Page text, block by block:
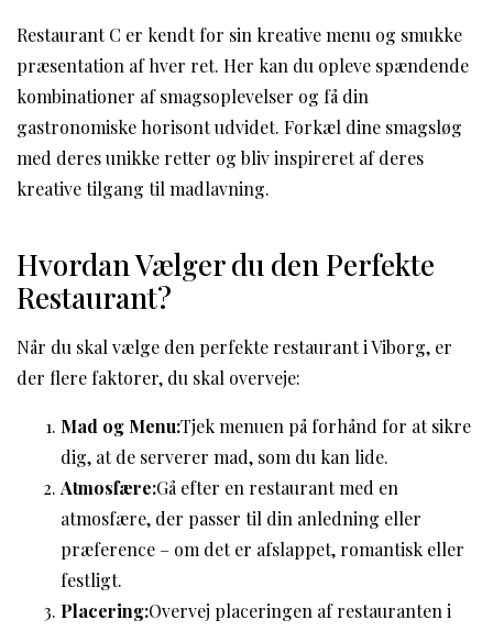
Restaurant C er kendt for sin kreative menu og smukke
præsentation af hver ret. Her kan du opleve spændende
kombinationer af smagsoplevelser og få din
gastronomiske horisont udvidet. Forkæl dine smagsløg
med deres unikke retter og bliv inspireret af deres
kreative tilgang til madlavning.
Hvordan Vælger du den Perfekte
Restaurant?
Når du skal vælge den perfekte restaurant i Viborg, er
der flere faktorer, du skal overveje:
Mad og Menu:Tjek menuen på forhånd for at sikre
dig, at de serverer mad, som du kan lide.
Atmosfære:Gå efter en restaurant med en
atmosfære, der passer til din anledning eller
præference – om det er afslappet, romantisk eller
festligt.
Placering:Overvej placeringen af restauranten i